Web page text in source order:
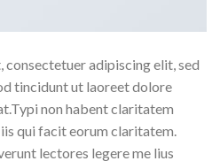
consectetuer adipiscing elit, sed
tincidunt ut laoreet dolore
non habent claritatem
qui facit eorum claritatem.
lectores legere me lius